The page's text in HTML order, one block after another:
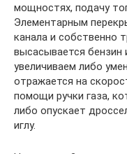
мощностях, подачу
Элементарным
канала и собственно
высасывается
увеличиваем либо
отражается на
помощи ручки газа,
либо опускает
иглу.